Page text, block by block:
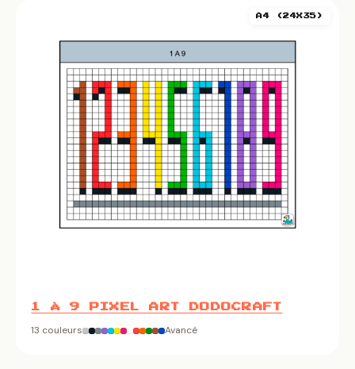
A4 (24X35)
1 À 9 PIXEL ART DODOCRAFT
13 couleurs Avancé